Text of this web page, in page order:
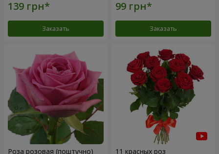
Заказать Заказать
Роза розовая (поштучно) 11 красных роз